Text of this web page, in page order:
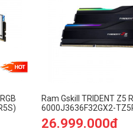
Ram Gskill TRIDENT Z5
6000J3636F32GX2-
(2X32GB) DDR5 6000MHZ
26.999.000đ